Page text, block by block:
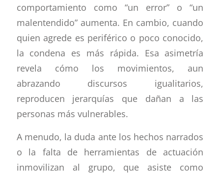
comportamiento como “un error” o “un
malentendido” aumenta. En cambio, cuando
quien agrede es periférico o poco conocido,
la condena es más rápida. Esa asimetría
revela cómo los movimientos, aun
abrazando discursos igualitarios,
reproducen jerarquías que dañan a las
personas más vulnerables.
A menudo, la duda ante los hechos narrados
o la falta de herramientas de actuación
inmovilizan al grupo, que asiste como